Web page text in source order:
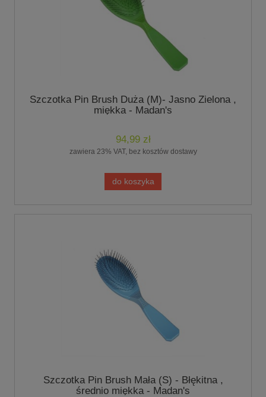
Szczotka Pin Brush Duża (M)- Jasno Zielona ,
miękka - Madan's
94,99 zł
zawiera 23% VAT, bez kosztów dostawy
do koszyka
Szczotka Pin Brush Mała (S) - Błękitna ,
średnio miękka - Madan's